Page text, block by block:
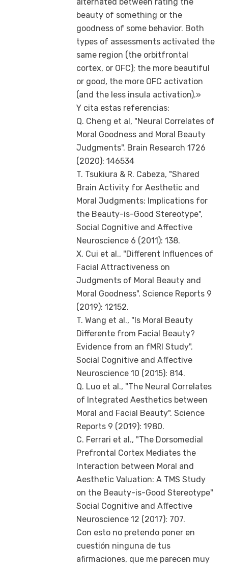
beauty of something or the
goodness of some behavior. Both
types of assessments activated the
same region (the orbitfrontal
cortex, or OFC); the more beautiful
or good, the more OFC activation
(and the less insula activation).»
Y cita estas referencias:
Q. Cheng et al, "Neural Correlates of
Moral Goodness and Moral Beauty
Judgments". Brain Research 1726
(2020): 146534
T. Tsukiura & R. Cabeza, "Shared
Brain Activity for Aesthetic and
Moral Judgments: Implications for
the Beauty-is-Good Stereotype",
Social Cognitive and Affective
Neuroscience 6 (2011): 138.
X. Cui et al., "Different Influences of
Facial Attractiveness on
Judgments of Moral Beauty and
Moral Goodness". Science Reports 9
(2019): 12152.
T. Wang et al., "Is Moral Beauty
Differente from Facial Beauty?
Evidence from an fMRI Study".
Social Cognitive and Affective
Neuroscience 10 (2015): 814.
Q. Luo et al., "The Neural Correlates
of Integrated Aesthetics between
Moral and Facial Beauty". Science
Reports 9 (2019): 1980.
C. Ferrari et al., "The Dorsomedial
Prefrontal Cortex Mediates the
Interaction between Moral and
Aesthetic Valuation: A TMS Study
on the Beauty-is-Good Stereotype"
Social Cognitive and Affective
Neuroscience 12 (2017): 707.
Con esto no pretendo poner en
cuestión ninguna de tus
afirmaciones, que me parecen muy